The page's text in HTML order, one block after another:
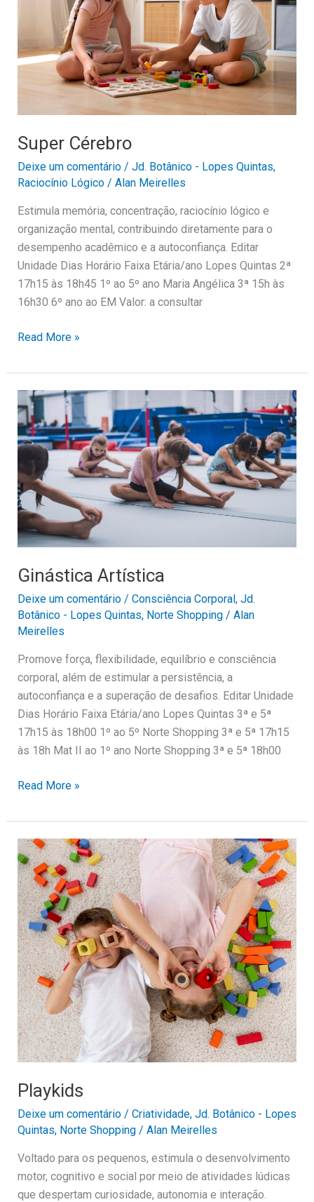
Super Cérebro
Deixe um comentário / Jd. Botânico - Lopes Quintas,
Raciocínio Lógico/ Alan Meirelles
Estimula memória, concentração, raciocínio lógico e
organização mental, contribuindo diretamente para o
desempenho acadêmico e a autoconfiança. Editar
Unidade Dias Horário Faixa Etária/ano Lopes Quintas 2ª
17h15 às 18h45 1º ao 5º ano Maria Angélica 3ª 15h às
16h30 6º ano ao EM Valor: a consultar
Read More »
Ginástica Artística
Deixe um comentário / Consciência Corporal, Jd.
Botânico - Lopes Quintas, Norte Shopping/ Alan
Meirelles
Promove força, flexibilidade, equilíbrio e consciência
corporal, além de estimular a persistência, a
autoconfiança e a superação de desafios. Editar Unidade
Dias Horário Faixa Etária/ano Lopes Quintas 3ª e 5ª
17h15 às 18h00 1º ao 5º Norte Shopping 3ª e 5ª 17h15
às 18h Mat II ao 1º ano Norte Shopping 3ª e 5ª 18h00
Ginástica
Artística
Read More »
Playkids
Deixe um comentário / Criatividade, Jd. Botânico - Lopes
Quintas, Norte Shopping/ Alan Meirelles
Voltado para os pequenos, estimula o desenvolvimento
motor, cognitivo e social por meio de atividades lúdicas
que despertam curiosidade, autonomia e interação.
Playkids